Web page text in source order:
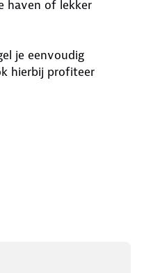
haven of lekker
je eenvoudig
hierbij profiteer